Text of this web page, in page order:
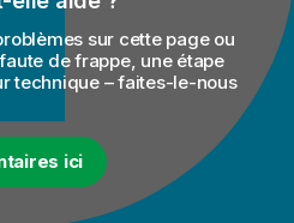
sur cette page ou
de frappe, une étape
technique – faites-le-nous
ici